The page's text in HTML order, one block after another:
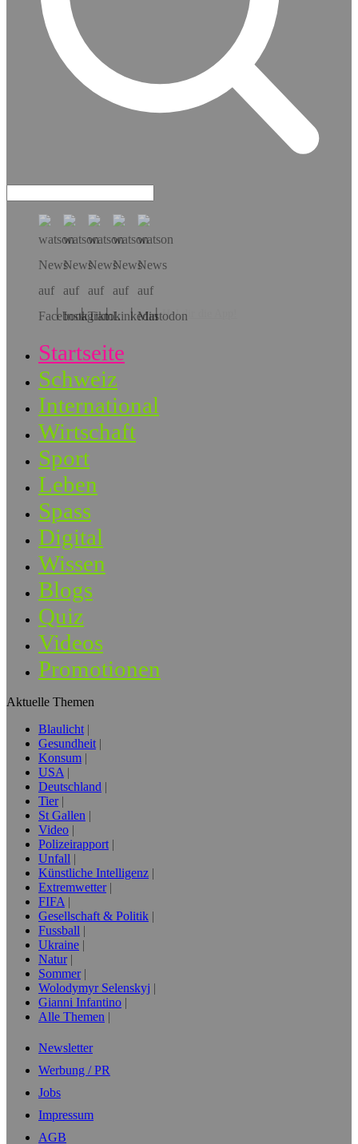
Hol dir die App!
Startseite
Schweiz
International
Wirtschaft
Sport
Leben
Spass
Digital
Wissen
Blogs
Quiz
Videos
Promotionen
Aktuelle Themen
Blaulicht
Gesundheit
Konsum
USA
Deutschland
Tier
St Gallen
Video
Polizeirapport
Unfall
Künstliche Intelligenz
Extremwetter
FIFA
Gesellschaft & Politik
Fussball
Ukraine
Natur
Sommer
Wolodymyr Selenskyj
Gianni Infantino
Alle Themen
Newsletter
Werbung / PR
Jobs
Impressum
AGB